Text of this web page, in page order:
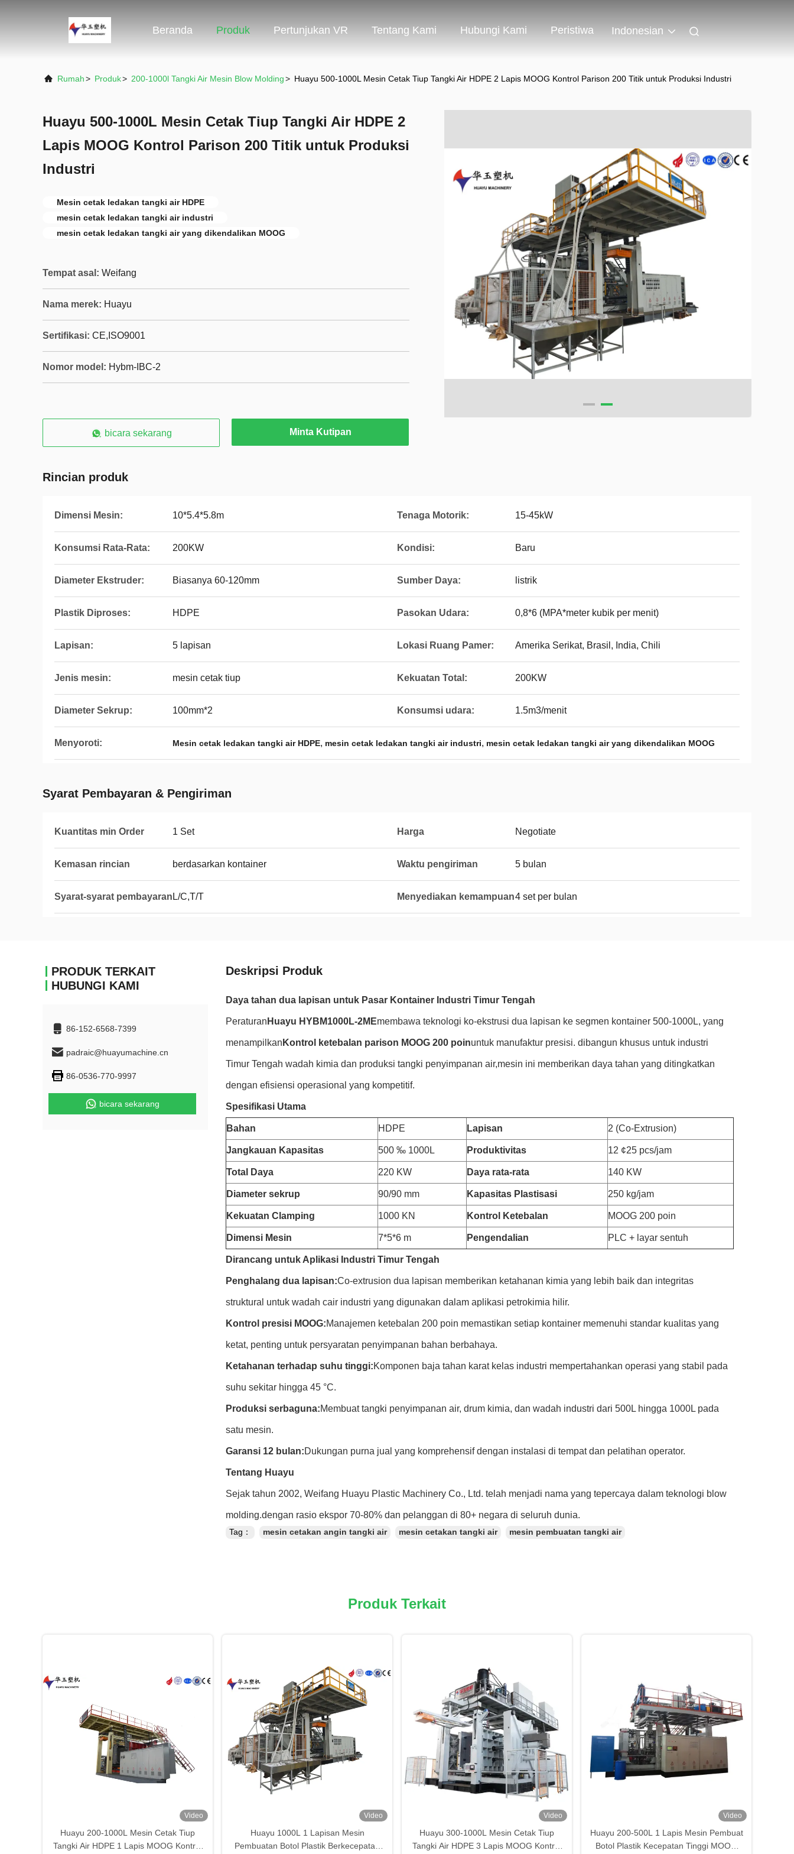
Beranda Produk Pertunjukan VR Tentang Kami Hubungi Kami Peristiwa Indonesian
Rumah> Produk> 200-1000l Tangki Air Mesin Blow Molding> Huayu 500-1000L Mesin Cetak Tiup Tangki Air HDPE 2 Lapis MOOG Kontrol Parison 200 Titik untuk Produksi Industri
Huayu 500-1000L Mesin Cetak Tiup Tangki Air HDPE 2
Lapis MOOG Kontrol Parison 200 Titik untuk Produksi
Industri
Mesin cetak ledakan tangki air HDPE
mesin cetak ledakan tangki air industri
mesin cetak ledakan tangki air yang dikendalikan MOOG
Tempat asal: Weifang
Nama merek: Huayu
Sertifikasi: CE,ISO9001
Nomor model: Hybm-IBC-2
bicara sekarang Minta Kutipan
Rincian produk
Dimensi Mesin: 10*5.4*5.8m Tenaga Motorik: 15-45kW
Konsumsi Rata-Rata: 200KW Kondisi: Baru
Diameter Ekstruder: Biasanya 60-120mm Sumber Daya: listrik
Plastik Diproses: HDPE Pasokan Udara: 0,8*6 (MPA*meter kubik per menit)
Lapisan: 5 lapisan Lokasi Ruang Pamer: Amerika Serikat, Brasil, India, Chili
Jenis mesin: mesin cetak tiup Kekuatan Total: 200KW
Diameter Sekrup: 100mm*2 Konsumsi udara: 1.5m3/menit
Menyoroti: Mesin cetak ledakan tangki air HDPE, mesin cetak ledakan tangki air industri, mesin cetak ledakan tangki air yang dikendalikan MOOG
Syarat Pembayaran & Pengiriman
Kuantitas min Order 1 Set Harga Negotiate
Kemasan rincian berdasarkan kontainer Waktu pengiriman 5 bulan
Syarat-syarat pembayaran L/C,T/T Menyediakan kemampuan4 set per bulan
PRODUK TERKAIT
HUBUNGI KAMI
86-152-6568-7399
padraic@huayumachine.cn
86-0536-770-9997
bicara sekarang
Deskripsi Produk
Daya tahan dua lapisan untuk Pasar Kontainer Industri Timur Tengah
Peraturan Huayu HYBM1000L-2MEmembawa teknologi ko-ekstrusi dua lapisan ke segmen kontainer 500-1000L, yang
menampilkan Kontrol ketebalan parison MOOG 200 poinuntuk manufaktur presisi. dibangun khusus untuk industri
Timur Tengah wadah kimia dan produksi tangki penyimpanan air,mesin ini memberikan daya tahan yang ditingkatkan
dengan efisiensi operasional yang kompetitif.
Spesifikasi Utama
Bahan HDPE Lapisan 2 (Co-Extrusion)
Jangkauan Kapasitas 500 ‰ 1000L Produktivitas 12 ¢25 pcs/jam
Total Daya 220 KW Daya rata-rata 140 KW
Diameter sekrup 90/90 mm Kapasitas Plastisasi 250 kg/jam
Kekuatan Clamping 1000 KN Kontrol Ketebalan MOOG 200 poin
Dimensi Mesin 7*5*6 m Pengendalian PLC + layar sentuh
Dirancang untuk Aplikasi Industri Timur Tengah
Penghalang dua lapisan:Co-extrusion dua lapisan memberikan ketahanan kimia yang lebih baik dan integritas
struktural untuk wadah cair industri yang digunakan dalam aplikasi petrokimia hilir.
Kontrol presisi MOOG:Manajemen ketebalan 200 poin memastikan setiap kontainer memenuhi standar kualitas yang
ketat, penting untuk persyaratan penyimpanan bahan berbahaya.
Ketahanan terhadap suhu tinggi:Komponen baja tahan karat kelas industri mempertahankan operasi yang stabil pada
suhu sekitar hingga 45 °C.
Produksi serbaguna:Membuat tangki penyimpanan air, drum kimia, dan wadah industri dari 500L hingga 1000L pada
satu mesin.
Garansi 12 bulan:Dukungan purna jual yang komprehensif dengan instalasi di tempat dan pelatihan operator.
Tentang Huayu
Sejak tahun 2002, Weifang Huayu Plastic Machinery Co., Ltd. telah menjadi nama yang tepercaya dalam teknologi blow
molding.dengan rasio ekspor 70-80% dan pelanggan di 80+ negara di seluruh dunia.
Tag： mesin cetakan angin tangki air mesin cetakan tangki air mesin pembuatan tangki air
Produk Terkait
Video
Huayu 200-1000L Mesin Cetak Tiup
Tangki Air HDPE 1 Lapis MOOG Kontrol
Video
Huayu 1000L 1 Lapisan Mesin
Pembuatan Botol Plastik Berkecepatan
Video
Huayu 300-1000L Mesin Cetak Tiup
Tangki Air HDPE 3 Lapis MOOG Kontrol
Video
Huayu 200-500L 1 Lapis Mesin Pembuat
Botol Plastik Kecepatan Tinggi MOOG